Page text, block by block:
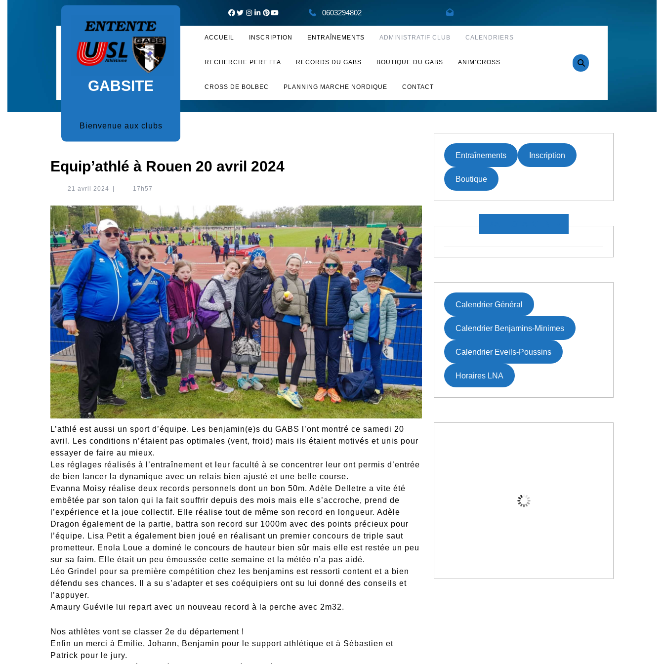
0603294802
GABSITE
Bienvenue aux clubs
ACCUEIL INSCRIPTION ENTRAÎNEMENTS ADMINISTRATIF CLUB CALENDRIERS
RECHERCHE PERF FFA RECORDS DU GABS BOUTIQUE DU GABS ANIM’CROSS
CROSS DE BOLBEC PLANNING MARCHE NORDIQUE CONTACT
Equip’athlé à Rouen 20 avril 2024
21 avril 2024 21
2024
17h57
L’athlé est aussi un sport d’équipe. Les benjamin(e)s du GABS l’ont montré ce samedi 20
avril. Les conditions n’étaient pas optimales (vent, froid) mais ils étaient motivés et unis pour
essayer de faire au mieux.
Les réglages réalisés à l’entraînement et leur faculté à se concentrer leur ont permis d’entrée
de bien lancer la dynamique avec un relais bien ajusté et une belle course.
Evanna Moisy réalise deux records personnels dont un bon 50m. Adèle Delletre a vite été
embêtée par son talon qui la fait souffrir depuis des mois mais elle s’accroche, prend de
l’expérience et la joue collectif. Elle réalise tout de même son record en longueur. Adèle
Dragon également de la partie, battra son record sur 1000m avec des points précieux pour
l’équipe. Lisa Petit a également bien joué en réalisant un premier concours de triple saut
prometteur. Enola Loue a dominé le concours de hauteur bien sûr mais elle est restée un peu
sur sa faim. Elle était un peu émoussée cette semaine et la météo n’a pas aidé.
Léo Grindel pour sa première compétition chez les benjamins est ressorti content et a bien
défendu ses chances. Il a su s’adapter et ses coéquipiers ont su lui donné des conseils et
l’appuyer.
Amaury Guévile lui repart avec un nouveau record à la perche avec 2m32.
Nos athlètes vont se classer 2e du département !
Enfin un merci à Emilie, Johann, Benjamin pour le support athlétique et à Sébastien et
Patrick pour le jury.
Entraînements Inscription
Boutique
Calendrier Général
Calendrier Benjamins-Minimes
Calendrier Eveils-Poussins
Horaires LNA